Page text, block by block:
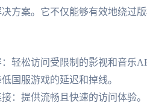
方案。它不仅能够有效地绕过
轻松访问受限制的影视和音乐
国服游戏的延迟和掉线。
：提供流畅且快速的访问体验。